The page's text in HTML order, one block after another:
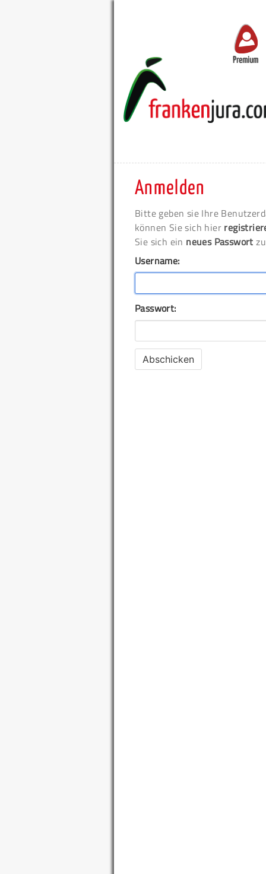
Premium
Anmelden
Bitte geben sie Ihre
können Sie sich hier
Sie sich ein neues Passwort
Username:
Passwort: